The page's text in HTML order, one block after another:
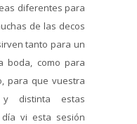
diferentes para
de las decos
tanto para un
boda, como para
para que vuestra
y distinta estas
vi esta sesión